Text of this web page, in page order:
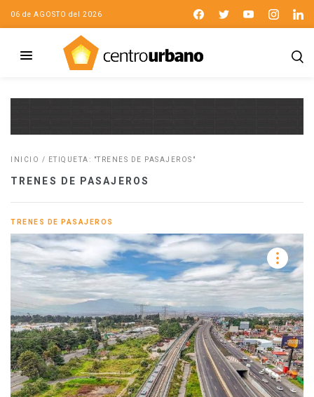
06 de AGOSTO del 2026
INICIO / ETIQUETA: "TRENES DE PASAJEROS"
TRENES DE PASAJEROS
TRENES DE PASAJEROS